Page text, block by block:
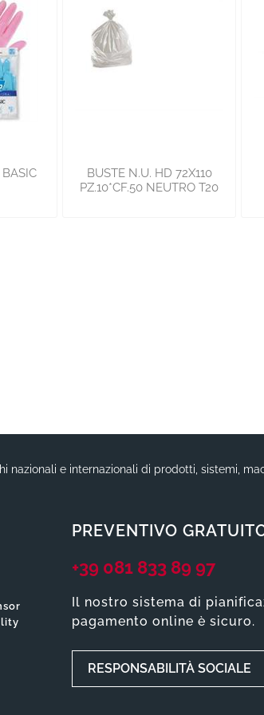
BUSTE N.U. HD 72X110
PZ.10*CF.50 NEUTRO T20
nazionali e internazionali di prodotti, sistemi,
PREVENTIVO
+39 081 833 89 97
Il nostro sistema di
pagamento online è sicuro.
RESPONSABILITÀ SOCIALE